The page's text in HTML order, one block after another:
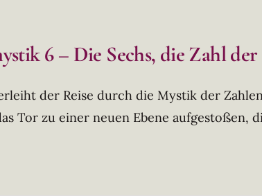
6 – Die Sechs, die Zahl
der Reise durch die Mystik der
Tor zu einer neuen Ebene aufgestoßen,